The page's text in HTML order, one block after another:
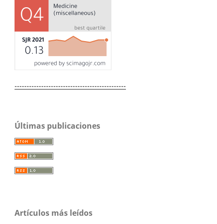
----------------------------------------------
Últimas publicaciones
Artículos más leídos